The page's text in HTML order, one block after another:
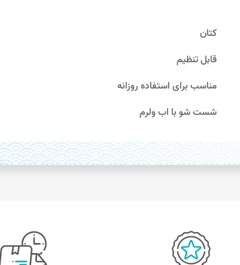
کتان
قابل تنظیم
مناسب برای استفاده روزانه
شست شو با اب ولرم